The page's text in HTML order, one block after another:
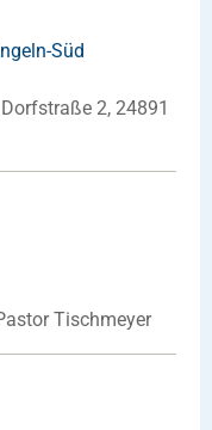
Süd
2, 24891
Tischmeyer